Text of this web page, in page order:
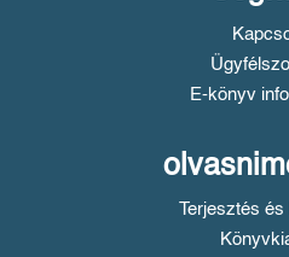
E-könyv
Terjesztés